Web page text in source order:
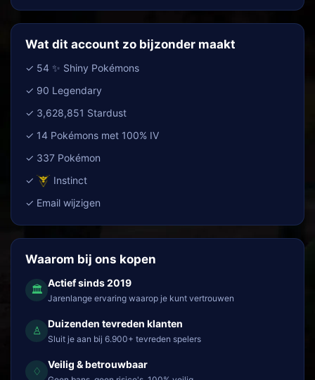
Wat dit account zo bijzonder maakt
✓ 54 ✨ Shiny Pokémons
✓ 90 Legendary
✓ 3,628,851 Stardust
✓ 14 Pokémons met 100% IV
✓ 337 Pokémon
✓
Instinct
✓ Email wijzigen
Waarom bij ons kopen
🏛
Actief sinds 2019
Jarenlange ervaring waarop je kunt vertrouwen
♙
Duizenden tevreden klanten
Sluit je aan bij 6.900+ tevreden spelers
♢
Veilig & betrouwbaar